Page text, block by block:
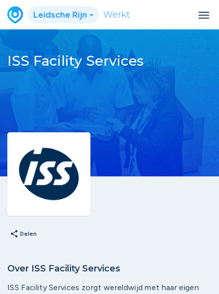
Leidsche Rijn Werkt
ISS Facility Services
share Delen
Over ISS Facility Services
ISS Facility Services zorgt wereldwijd met haar eigen